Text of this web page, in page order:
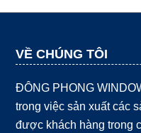
VỀ CHÚNG TÔI
ĐÔNG PHONG
trong việc sản xuất các
được khách hàng trong